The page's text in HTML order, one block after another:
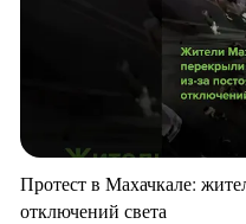
Протест в Махачкале:
отключений света